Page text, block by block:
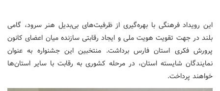
این رویداد فرهنگی با بهره‌گیری از ظرفیت‌های بی‌بدیل هنر سرود، گامی
بلند در جهت تقویت هویت ملی و ایجاد رقابتی سازنده میان اعضای کانون
پرورش فکری استان فارس برداشت. منتخبین این جشنواره به عنوان
نمایندگان شایسته استان، در مرحله کشوری به رقابت با سایر استان‌ها
خواهند پرداخت.